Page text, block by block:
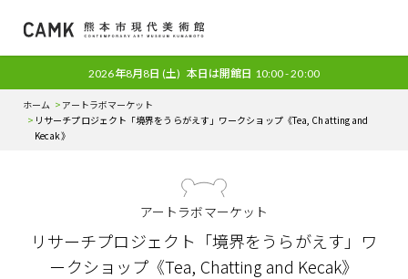
2026年8月8日 (土) 本日は開館日 10:00 - 20:00
ホーム
アートラボマーケット
リサーチプロジェクト「境界をうらがえす」ワークショップ《Tea, Chatting and
Kecak》
アートラボマーケット
リサーチプロジェクト「境界をうらがえす」ワ
ークショップ《Tea, Chatting and Kecak》